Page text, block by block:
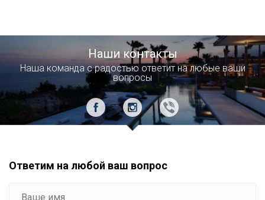
Наши контакты
Наша команда с радостью ответит на любые ваши
вопросы
Ответим на любой ваш вопрос